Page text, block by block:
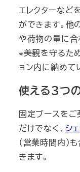
エレクターなど
ができます。他
や荷物の量に合
※美観を守るた
ョン内に納めて
使える３つ
固定ブースをご
だけでなく、 シ
（営業時間内）
きます。